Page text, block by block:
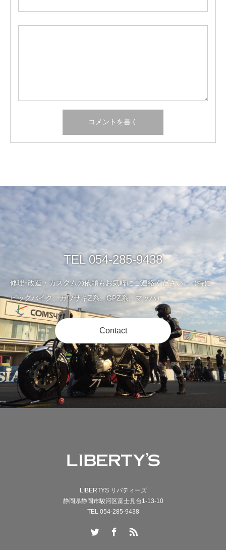
TEL 054-285-9438
修理･改造・カスタムの依頼もお気軽にご連絡ください。（特に
ビッグバイク、カワサキZ系、GPZ系、マッハ）
Contact
LIBERTYS リバティーズ
静岡県静岡市駿河区富士見台1-13-10
TEL 054-285-9438